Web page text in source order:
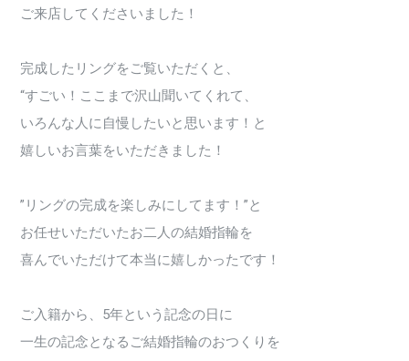
ご来店してくださいました！
完成したリングをご覧いただくと、
“すごい！ここまで沢山聞いてくれて、
いろんな人に自慢したいと思います！と
嬉しいお言葉をいただきました！
”リングの完成を楽しみにしてます！”と
お任せいただいたお二人の結婚指輪を
喜んでいただけて本当に嬉しかったです！
ご入籍から、5年という記念の日に
一生の記念となるご結婚指輪のおつくりを